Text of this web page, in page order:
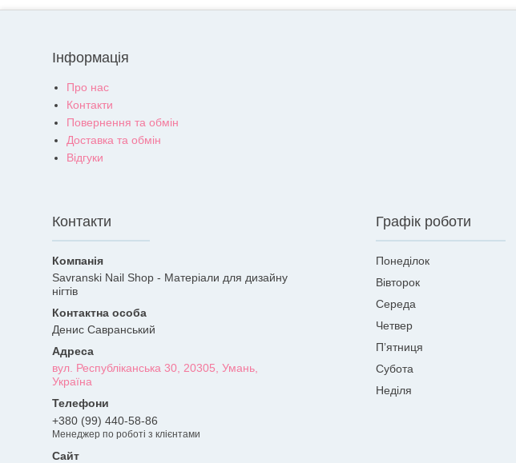
Інформація
Про нас
Контакти
Повернення та обмін
Доставка та обмін
Відгуки
Контакти
Savranski Nail Shop - Матеріали для дизайну
нігтів
Денис Савранський
вул. Республіканська 30, 20305, Умань,
Україна
+380 (99) 440-58-86
Менеджер по роботі з клієнтами
Графік роботи
Понеділок
Вівторок
Середа
Четвер
Пʼятниця
Субота
Неділя